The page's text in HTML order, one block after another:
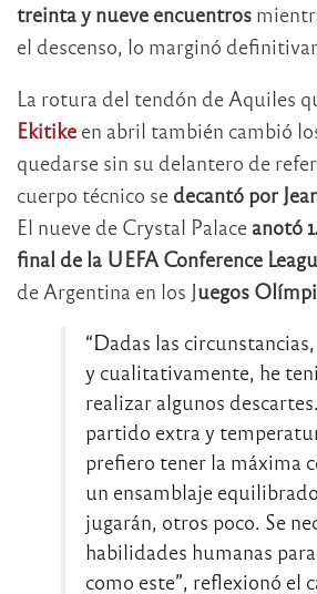
treinta y nueve encuentros
el descenso, lo marginó
La rotura del tendón de Aquiles
Ekitike en abril también cambió
quedarse sin su delantero de
cuerpo técnico se decantó por
El nueve de Crystal Palace anotó
final de la UEFA Conference
de Argentina en los Juegos
“Dadas las
y cualitativamente, he
realizar algunos
partido extra y
prefiero tener la máxima
un ensamblaje
jugarán, otros poco. Se
habilidades humanas
como este”, reflexionó el